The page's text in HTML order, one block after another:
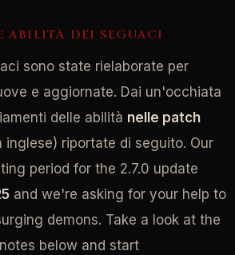
ABILITÀ DEI SEGUACI
sono state rielaborate per
e aggiornate. Dai un'occhiata
delle abilità nelle patch
inglese) riportate di seguito. Our
period for the 2.7.0 update
and we're asking for your help to
demons. Take a look at the
below and start